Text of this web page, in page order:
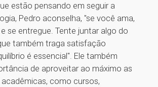
estão pensando em seguir a
Pedro aconselha, "se você ama,
se entregue. Tente juntar algo do
também traga satisfação
é essencial". Ele também
de aproveitar ao máximo as
como cursos,